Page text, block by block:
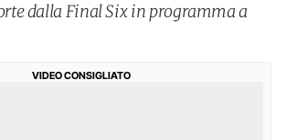
dalla Final Six in programma a
VIDEO CONSIGLIATO